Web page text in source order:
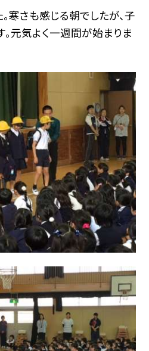
寒さも感じる朝でしたが、子
元気よく一週間が始まりま